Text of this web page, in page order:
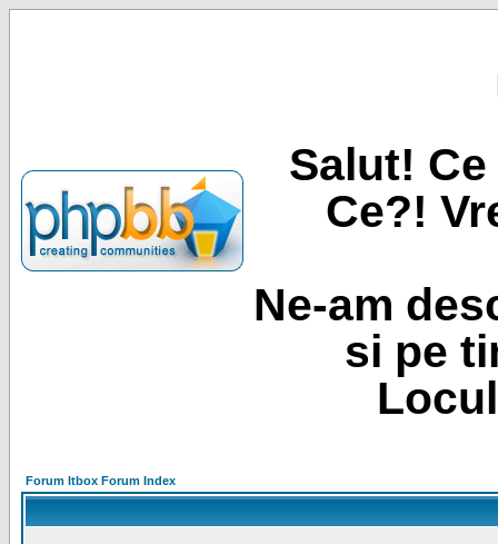
Salut!
Ce?!
Ne-am
si pe
Forum Itbox Forum Index